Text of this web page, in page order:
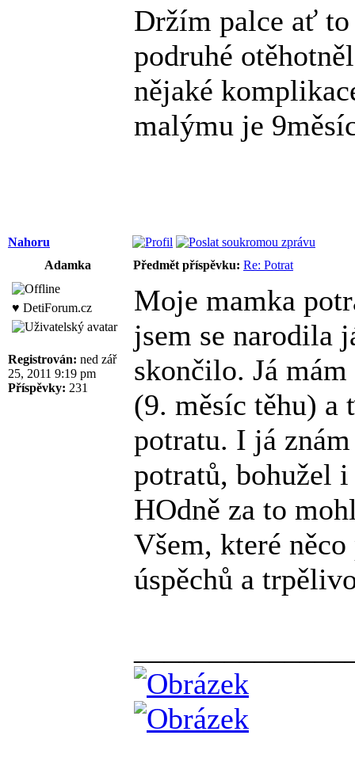
Držím palce ať to
podruhé
nějaké
malýmu je
Nahoru
Adamka
Předmět příspěvku: Re: Potrat
♥ DetiForum.cz
Registrován: ned zář
25, 2011 9:19 pm
Příspěvky: 231
Moje mamka
jsem se narodila
skončilo. Já
(9. měsíc těhu)
potratu. I já
potratů, bohužel
HOdně za to
Všem, které
úspěchů a